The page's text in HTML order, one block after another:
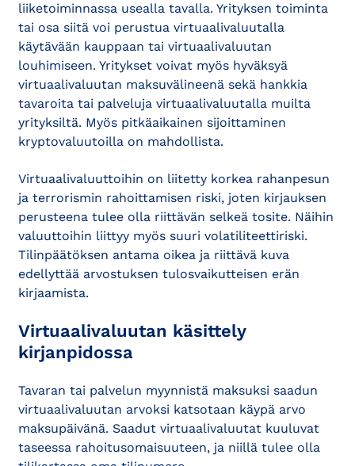
liiketoiminnassa usealla tavalla. Yrityksen toiminta
tai osa siitä voi perustua virtuaalivaluutalla
käytävään kauppaan tai virtuaalivaluutan
louhimiseen. Yritykset voivat myös hyväksyä
virtuaalivaluutan maksuvälineenä sekä hankkia
tavaroita tai palveluja virtuaalivaluutalla muilta
yrityksiltä. Myös pitkäaikainen sijoittaminen
kryptovaluutoilla on mahdollista.
Virtuaalivaluuttoihin on liitetty korkea rahanpesun
ja terrorismin rahoittamisen riski, joten kirjauksen
perusteena tulee olla riittävän selkeä tosite. Näihin
valuuttoihin liittyy myös suuri volatiliteettiriski.
Tilinpäätöksen antama oikea ja riittävä kuva
edellyttää arvostuksen tulosvaikutteisen erän
kirjaamista.
Virtuaalivaluutan käsittely
kirjanpidossa
Tavaran tai palvelun myynnistä maksuksi saadun
virtuaalivaluutan arvoksi katsotaan käypä arvo
maksupäivänä. Saadut virtuaalivaluutat kuuluvat
taseessa rahoitusomaisuuteen, ja niillä tulee olla